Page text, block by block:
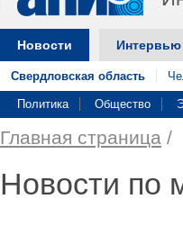
Новости Интервью
Свердловская область
Политика Общество
Главная страница /
Новости по